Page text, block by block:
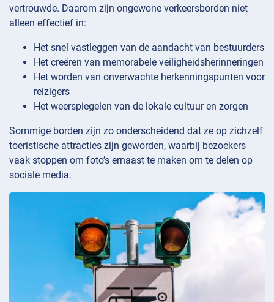
vertrouwde. Daarom zijn ongewone verkeersborden niet
alleen effectief in:
Het snel vastleggen van de aandacht van bestuurders
Het creëren van memorabele veiligheidsherinneringen
Het worden van onverwachte herkenningspunten voor
reizigers
Het weerspiegelen van de lokale cultuur en zorgen
Sommige borden zijn zo onderscheidend dat ze op zichzelf
toeristische attracties zijn geworden, waarbij bezoekers
vaak stoppen om foto’s ernaast te maken om te delen op
sociale media.